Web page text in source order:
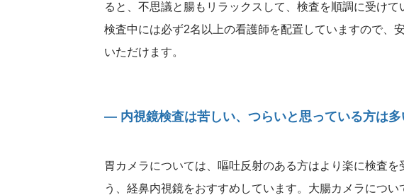
ると、不思議と腸もリラックスして、検査を順調に受けて
検査中には必ず2名以上の看護師を配置していますので、
いただけます。
― 内視鏡検査は苦しい、つらいと思っている方は多
胃カメラについては、嘔吐反射のある方はより楽に検査を
う、経鼻内視鏡をおすすめしています。大腸カメラにつ